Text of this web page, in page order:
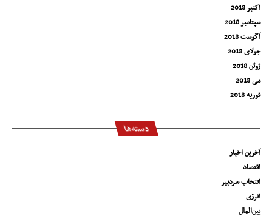
اکتبر 2018
سپتامبر 2018
آگوست 2018
جولای 2018
ژوئن 2018
می 2018
فوریه 2018
دسته‌ها
آخرین اخبار
اقتصاد
انتخاب سردبیر
انرژی
بین‌الملل